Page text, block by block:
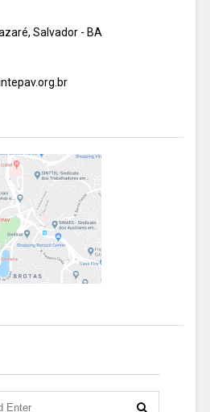
Salvador - BA